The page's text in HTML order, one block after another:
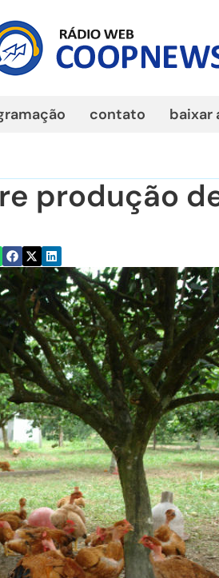
contato baixar
produção